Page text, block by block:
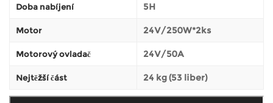
Doba nabíjení 5H
Motor 24V/250W*2ks
Motorový ovladač 24V/50A
Nejtěžší část 24 kg (53 liber)